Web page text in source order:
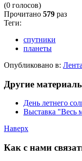
(0 голосов)
Прочитано 579 раз
Теги:
спутники
планеты
Опубликовано в:
Другие
День летнего
Выставка "Весь
Наверх
Как с нами